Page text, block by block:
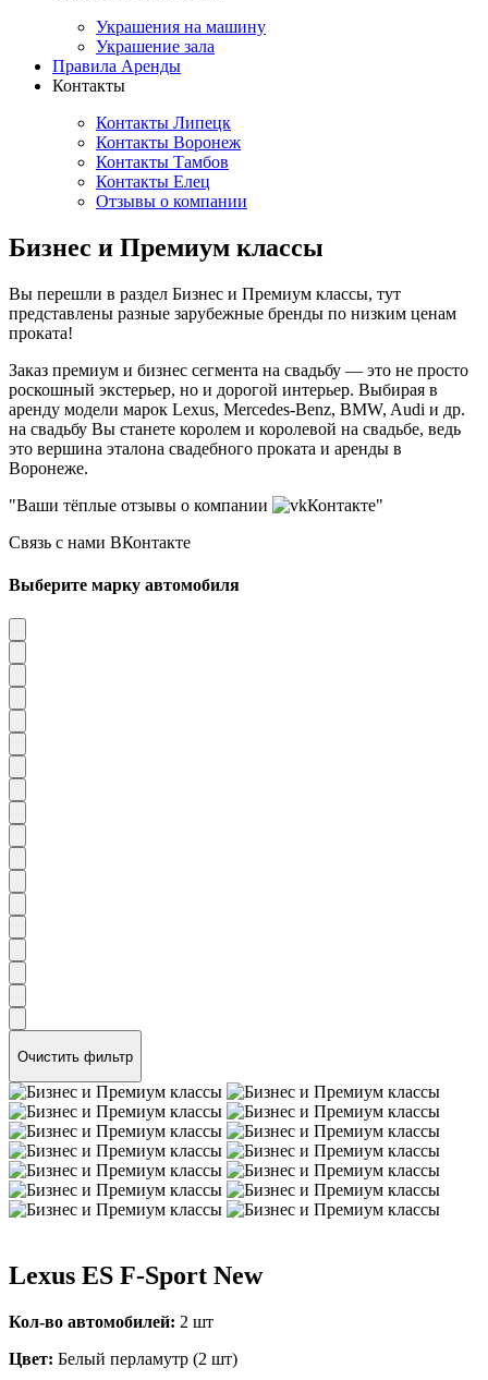
Украшения на машину
Украшение зала
Правила Аренды
Контакты
Контакты Липецк
Контакты Воронеж
Контакты Тамбов
Контакты Елец
Отзывы о компании
Бизнес и Премиум классы
Вы перешли в раздел Бизнес и Премиум классы, тут
представлены разные зарубежные бренды по низким ценам
проката!
Заказ премиум и бизнес сегмента на свадьбу — это не просто
роскошный экстерьер, но и дорогой интерьер. Выбирая в
аренду модели марок Lexus, Mercedes-Benz, BMW, Audi и др.
на свадьбу Вы станете королем и королевой на свадьбе, ведь
это вершина эталона свадебного проката и аренды в
Воронеже.
"Ваши тёплые отзывы о компании
Контакте"
Связь с нами ВКонтакте
Выберите марку автомобиля
Очистить фильтр
Lexus ES F-Sport New
Кол-во автомобилей: 2 шт
Цвет: Белый перламутр (2 шт)